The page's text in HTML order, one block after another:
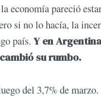
economía pareció
si no lo hacía, la
país. Y en
su rumbo.
del 3,7% de marzo.